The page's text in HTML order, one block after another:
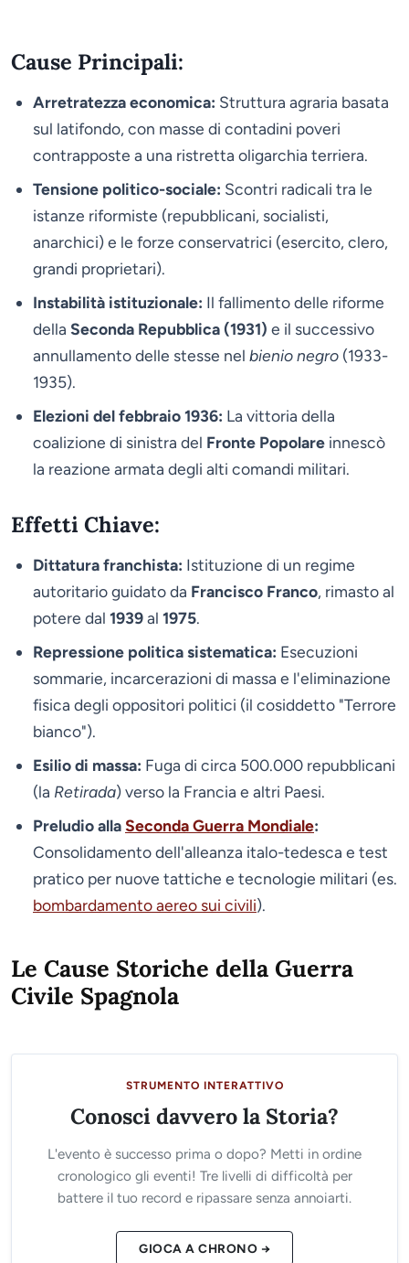
Cause Principali:
Arretratezza economica: Struttura agraria basata
sul latifondo, con masse di contadini poveri
contrapposte a una ristretta oligarchia terriera.
Tensione politico-sociale: Scontri radicali tra le
istanze riformiste (repubblicani, socialisti,
anarchici) e le forze conservatrici (esercito, clero,
grandi proprietari).
Instabilità istituzionale: Il fallimento delle riforme
della Seconda Repubblica (1931) e il successivo
annullamento delle stesse nel bienio negro (1933-
1935).
Elezioni del febbraio 1936: La vittoria della
coalizione di sinistra del Fronte Popolare innescò
la reazione armata degli alti comandi militari.
Effetti Chiave:
Dittatura franchista: Istituzione di un regime
autoritario guidato da Francisco Franco, rimasto al
potere dal 1939al 1975.
Repressione politica sistematica: Esecuzioni
sommarie, incarcerazioni di massa e l'eliminazione
fisica degli oppositori politici (il cosiddetto "Terrore
bianco").
Esilio di massa: Fuga di circa 500.000 repubblicani
(la Retirada) verso la Francia e altri Paesi.
Preludio allaSeconda Guerra Mondiale:
Consolidamento dell'alleanza italo-tedesca e test
pratico per nuove tattiche e tecnologie militari (es.
bombardamento aereo sui civili).
Le Cause Storiche della Guerra
Civile Spagnola
STRUMENTO INTERATTIVO
Conosci davvero la Storia?
L'evento è successo prima o dopo? Metti in ordine
cronologico gli eventi! Tre livelli di difficoltà per
battere il tuo record e ripassare senza annoiarti.
GIOCA A CHRONO →